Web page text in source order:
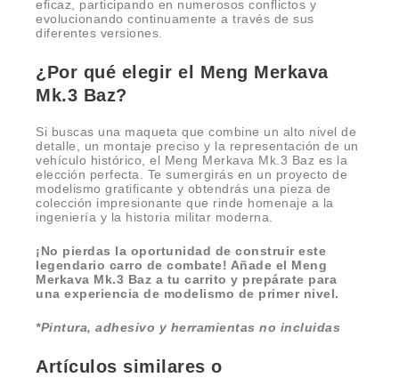
eficaz, participando en numerosos conflictos y
evolucionando continuamente a través de sus
diferentes versiones.
¿Por qué elegir el Meng Merkava
Mk.3 Baz?
Si buscas una maqueta que combine un alto nivel de
detalle, un montaje preciso y la representación de un
vehículo histórico, el Meng Merkava Mk.3 Baz es la
elección perfecta. Te sumergirás en un proyecto de
modelismo gratificante y obtendrás una pieza de
colección impresionante que rinde homenaje a la
ingeniería y la historia militar moderna.
¡No pierdas la oportunidad de construir este
legendario carro de combate! Añade el Meng
Merkava Mk.3 Baz a tu carrito y prepárate para
una experiencia de modelismo de primer nivel.
*Pintura, adhesivo y herramientas no incluidas
Artículos similares o